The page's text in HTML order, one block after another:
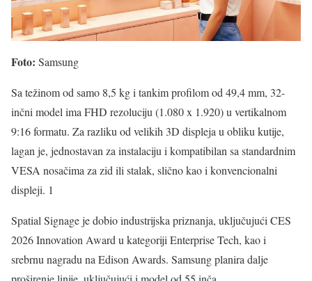
Foto: Samsung
Sa težinom od samo 8,5 kg i tankim profilom od 49,4 mm, 32-
inčni model ima FHD rezoluciju (1.080 x 1.920) u vertikalnom
9:16 formatu. Za razliku od velikih 3D displeja u obliku kutije,
lagan je, jednostavan za instalaciju i kompatibilan sa standardnim
VESA nosačima za zid ili stalak, slično kao i konvencionalni
displeji. 1
Spatial Signage je dobio industrijska priznanja, uključujući CES
2026 Innovation Award u kategoriji Enterprise Tech, kao i
srebrnu nagradu na Edison Awards. Samsung planira dalje